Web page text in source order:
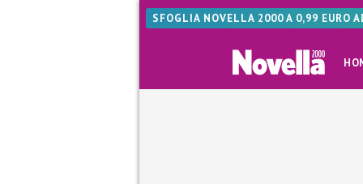
SFOGLIA NOVELLA 2000 A 0,99 EURO